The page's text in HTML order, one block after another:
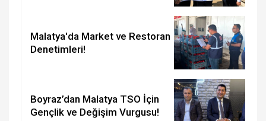
Malatya'da Market ve Restoran
Denetimleri!
Boyraz’dan Malatya TSO İçin
Gençlik ve Değişim Vurgusu!